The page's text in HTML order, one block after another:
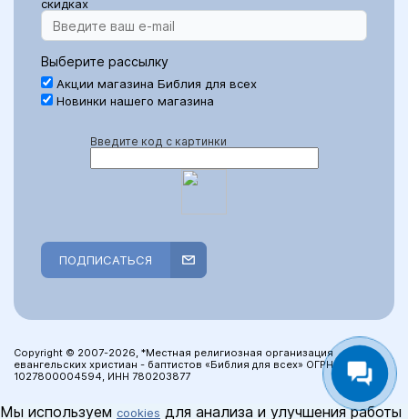
скидках
Выберите рассылку
Акции магазина Библия для всех
Новинки нашего магазина
Введите код с картинки
ПОДПИСАТЬСЯ
Copyright © 2007-2026, *Местная религиозная организация
евангельских христиан - баптистов «Библия для всех» ОГРН:
1027800004594, ИНН 780203877
Мы используем cookies для анализа и улучшения работы